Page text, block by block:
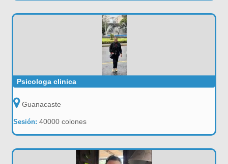
Psicologa clinica
Guanacaste
Sesión:40000 colones